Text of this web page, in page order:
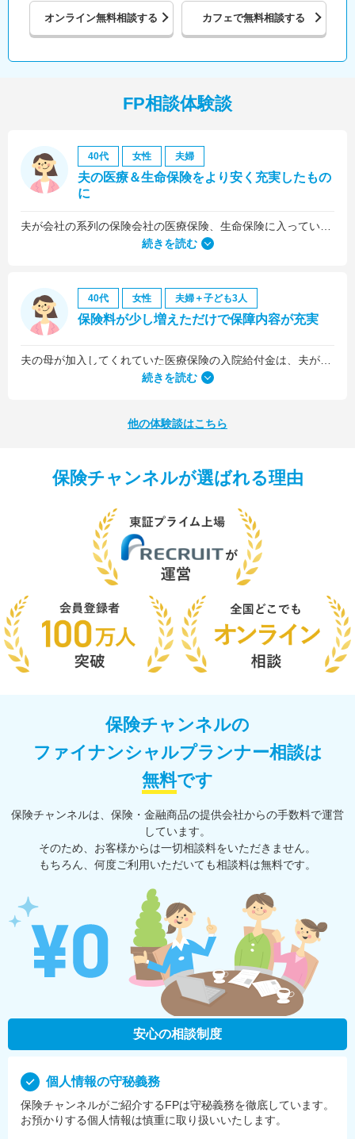
オンライン無料相談する カフェで無料相談する
FP相談体験談
40代 女性 夫婦
夫の医療＆生命保険をより安く充実したもの
に
続きを読む
40代 女性 夫婦＋子ども3人
保険料が少し増えただけで保障内容が充実
続きを読む
他の体験談はこちら
保険チャンネルが選ばれる理由
保険チャンネルの
ファイナンシャルプランナー相談は
無料です
保険チャンネルは、保険・⾦融商品の提供会社からの⼿数料で運営
しています。
そのため、お客様からは一切相談料をいただきません。
もちろん、何度ご利⽤いただいても相談料は無料です。
安心の相談制度
個⼈情報の守秘義務
保険チャンネルがご紹介するFPは守秘義務を徹底しています。
お預かりする個⼈情報は慎重に取り扱いいたします。